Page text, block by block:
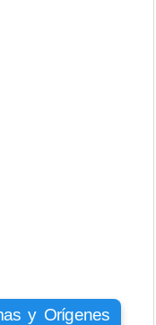
y Orígenes